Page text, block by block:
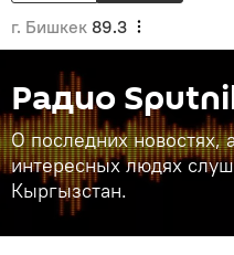
г. Бишкек 89.3
Радио
О последних новостях,
интересных людях
Кыргызстан.